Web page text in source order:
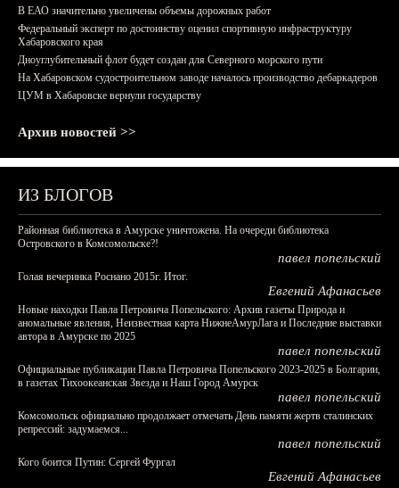
В ЕАО значительно увеличены объемы дорожных работ
Федеральный эксперт по достоинству оценил спортивную инфраструктуру
Хабаровского края
Дноуглубительный флот будет создан для Северного морского пути
На Хабаровском судостроительном заводе началось производство дебаркадеров
ЦУМ в Хабаровске вернули государству
Архив новостей >>
ИЗ БЛОГОВ
Районная библиотека в Амурске уничтожена. На очереди библиотека
Островского в Комсомольске?!
павел попельский
Голая вечеринка Роснано 2015г. Итог.
Евгений Афанасьев
Новые находки Павла Петровича Попельского: Архив газеты Природа и
аномальные явления, Неизвестная карта НижнеАмурЛага и Последние выставки
автора в Амурске по 2025
павел попельский
Официальные публикации Павла Петровича Попельского 2023-2025 в Болгарии,
в газетах Тихоокеанская Звезда и Наш Город Амурск
павел попельский
Комсомольск официально продолжает отмечать День памяти жертв сталинских
репрессий: задумаемся...
павел попельский
Кого боится Путин: Сергей Фургал
Евгений Афанасьев